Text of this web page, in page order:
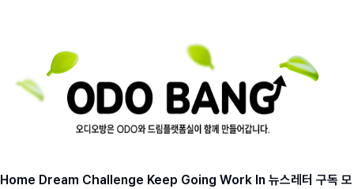
Home Dream Challenge Keep Going Work In 뉴스레터 구독 모